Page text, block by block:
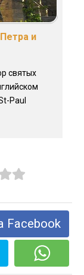
и
святых
Paul
Facebook